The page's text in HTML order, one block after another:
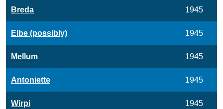
Breda 1945
Elbe (possibly) 1945
Mellum 1945
Antoniette 1945
Wirpi 1945